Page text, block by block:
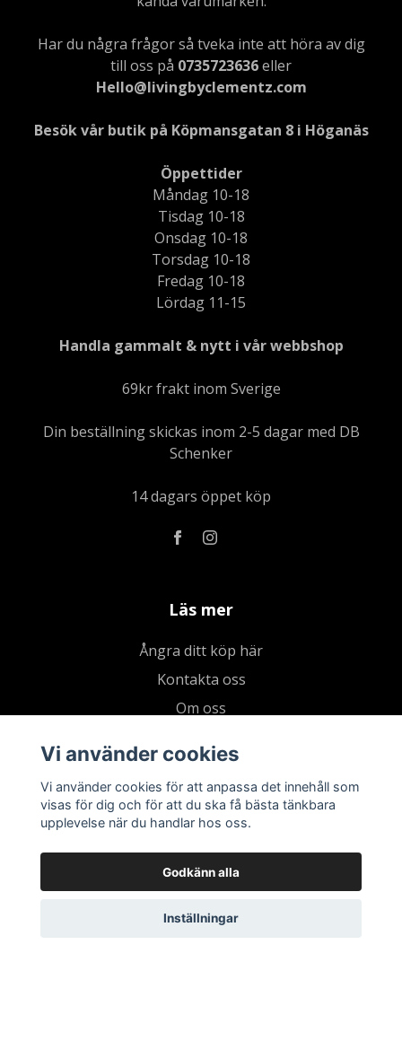
Har du några frågor så tveka inte att höra av dig
till oss på 0735723636eller
Hello@livingbyclementz.com
Besök vår butik på Köpmansgatan 8 i Höganäs
Öppettider
Måndag 10-18
Tisdag 10-18
Onsdag 10-18
Torsdag 10-18
Fredag 10-18
Lördag 11-15
Handla gammalt & nytt i vår webbshop
69kr frakt inom Sverige
Din beställning skickas inom 2-5 dagar med DB
Schenker
14 dagars öppet köp
Läs mer
Ångra ditt köp här
Kontakta oss
Om oss
Kundklubb
Presentkort
Vi använder cookies
Vi använder cookies för att anpassa det innehåll som
visas för dig och för att du ska få bästa tänkbara
upplevelse när du handlar hos oss.
Godkänn alla
Inställningar